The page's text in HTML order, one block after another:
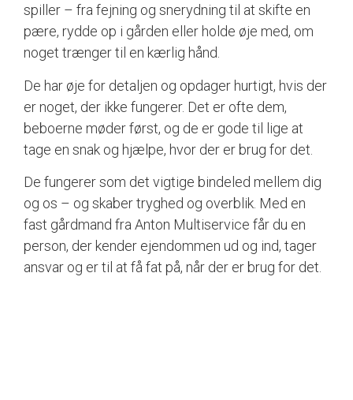
spiller – fra fejning og snerydning til at skifte en
pære, rydde op i gården eller holde øje med, om
noget trænger til en kærlig hånd.
De har øje for detaljen og opdager hurtigt, hvis der
er noget, der ikke fungerer. Det er ofte dem,
beboerne møder først, og de er gode til lige at
tage en snak og hjælpe, hvor der er brug for det.
De fungerer som det vigtige bindeled mellem dig
og os – og skaber tryghed og overblik. Med en
fast gårdmand fra Anton Multiservice får du en
person, der kender ejendommen ud og ind, tager
ansvar og er til at få fat på, når der er brug for det.